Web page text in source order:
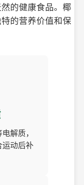
的健康食品。椰
的营养价值和保
解质，
运动后补